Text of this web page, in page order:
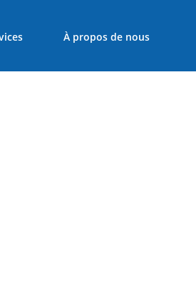
À propos de nous